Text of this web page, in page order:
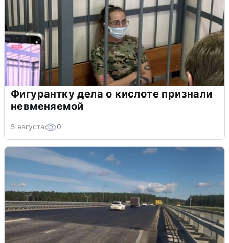
Фигурантку дела о кислоте признали
невменяемой
5 августа 0